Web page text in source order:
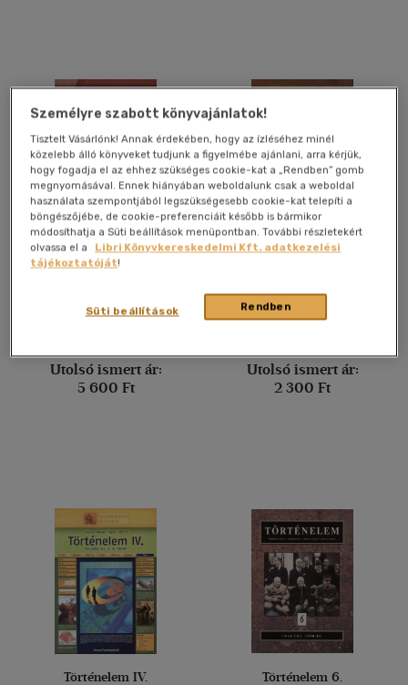
Vélemény szerint
(9)
(1)
(103)
Alkalmaz
A lágy kontaktlencse
illesztése
Könyv
Utolsó ismert ár:
5 600 Ft
Miért nem lehet?
Könyv
Utolsó ismert ár:
2 300 Ft
Történelem IV. Történelem 6.
Személyre szabott könyvajánlatok!
Tisztelt Vásárlónk! Annak érdekében, hogy az ízléséhez minél
közelebb álló könyveket tudjunk a figyelmébe ajánlani, arra kérjük,
hogy fogadja el az ehhez szükséges cookie-kat a „Rendben” gomb
megnyomásával. Ennek hiányában weboldalunk csak a weboldal
használata szempontjából legszükségesebb cookie-kat telepíti a
böngészőjébe, de cookie-preferenciáit később is bármikor
módosíthatja a Süti beállítások menüpontban. További részletekért
olvassa el a
Libri Könyvkereskedelmi Kft. adatkezelési
tájékoztatóját!
Rendben
Süti beállítások